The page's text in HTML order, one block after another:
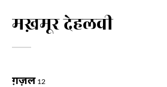
मख़मूर देहलवी
ग़ज़ल 12